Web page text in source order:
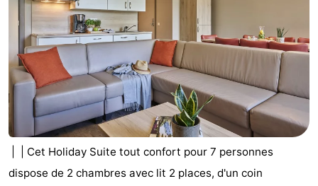
Nieuwpoort
Oostduinkerke
aan
zee
Westende
Hôtels
Last
minutes
Plages
Voir
| | Cet Holiday Suite tout confort pour 7 personnes
dispose de 2 chambres avec lit 2 places, d'un coin